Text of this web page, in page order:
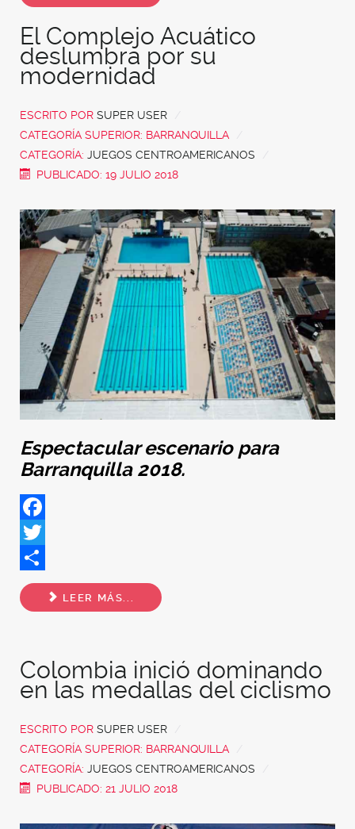
El Complejo Acuático
deslumbra por su
modernidad
ESCRITO POR SUPER USER
CATEGORÍA SUPERIOR: BARRANQUILLA
CATEGORÍA: JUEGOS CENTROAMERICANOS
PUBLICADO: 19 JULIO 2018
Espectacular escenario para
Barranquilla 2018.
Facebook
Twitter
Share
LEER MÁS...
Colombia inició dominando
en las medallas del ciclismo
ESCRITO POR SUPER USER
CATEGORÍA SUPERIOR: BARRANQUILLA
CATEGORÍA: JUEGOS CENTROAMERICANOS
PUBLICADO: 21 JULIO 2018